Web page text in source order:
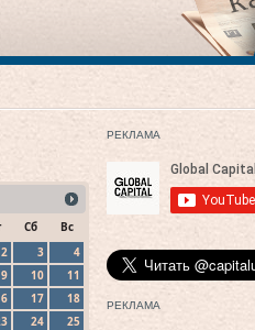
Сб
Вс
2 3
4
9 10
11
17
18
24
25
РЕКЛАМА
РЕКЛАМА